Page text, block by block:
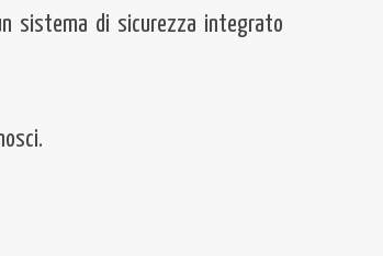
sistema di sicurezza integrato